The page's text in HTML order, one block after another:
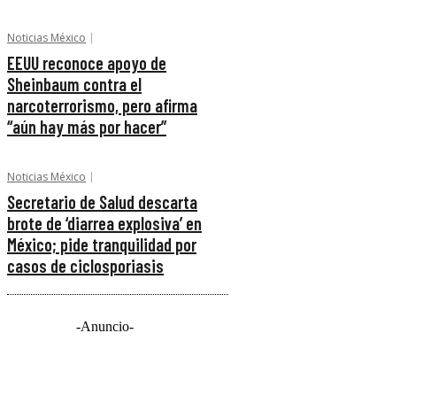
Noticias México
EEUU reconoce apoyo de
Sheinbaum contra el
narcoterrorismo, pero afirma
“aún hay más por hacer”
Noticias México
Secretario de Salud descarta
brote de ‘diarrea explosiva’ en
México; pide tranquilidad por
casos de ciclosporiasis
-Anuncio-